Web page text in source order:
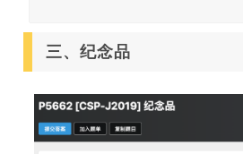
三、纪念品